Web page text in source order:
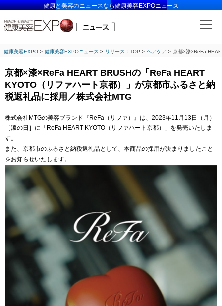
健康と美容のニュースなら健康美容EXPOニュース
健康美容EXPO 健康美容EXPOニュース リリース：TOP ヘアケア 京都×漆×ReFa
京都×漆×ReFa HEART BRUSHの「ReFa HEART
KYOTO（リファハート京都）」が京都市ふるさと納
税返礼品に採用／株式会社MTG
株式会社MTGの美容ブランド『ReFa（リファ）』は、2023年11月13日（月）
［漆の日］に「ReFa HEART KYOTO（リファハート京都）」を発売いたしま
す。
また、京都市のふるさと納税返礼品として、本商品の採用が決まりましたこと
をお知らせいたします。